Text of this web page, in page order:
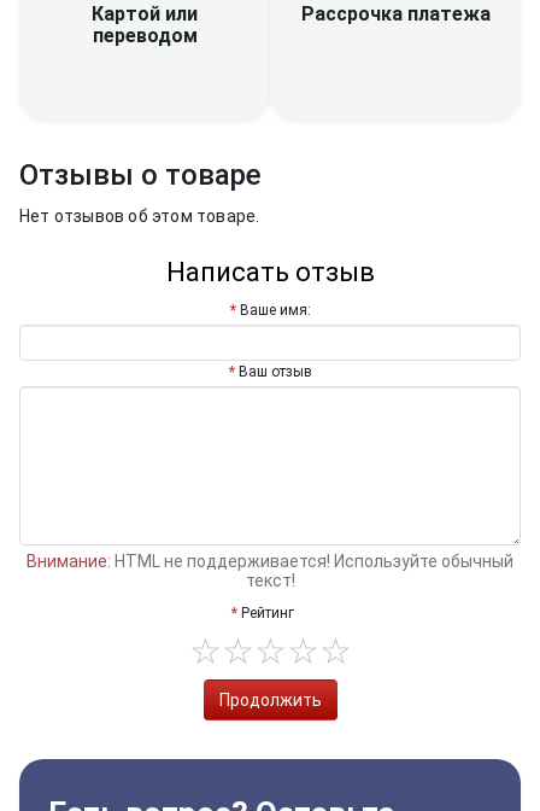
Картой или
переводом
Рассрочка платежа
Отзывы о товаре
Нет отзывов об этом товаре.
Написать отзыв
Ваше имя:
Ваш отзыв
Внимание: HTML не поддерживается! Используйте обычный
текст!
Рейтинг
Продолжить